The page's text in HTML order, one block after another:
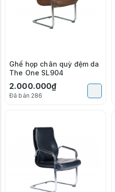
Ghế họp chân quỳ đệm da
The One SL904
2.000.000₫
Đã bán 286